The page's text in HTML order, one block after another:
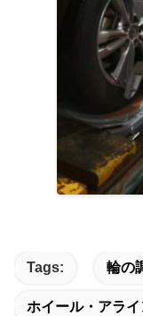
Tags: 輪の
ホイール・アラ